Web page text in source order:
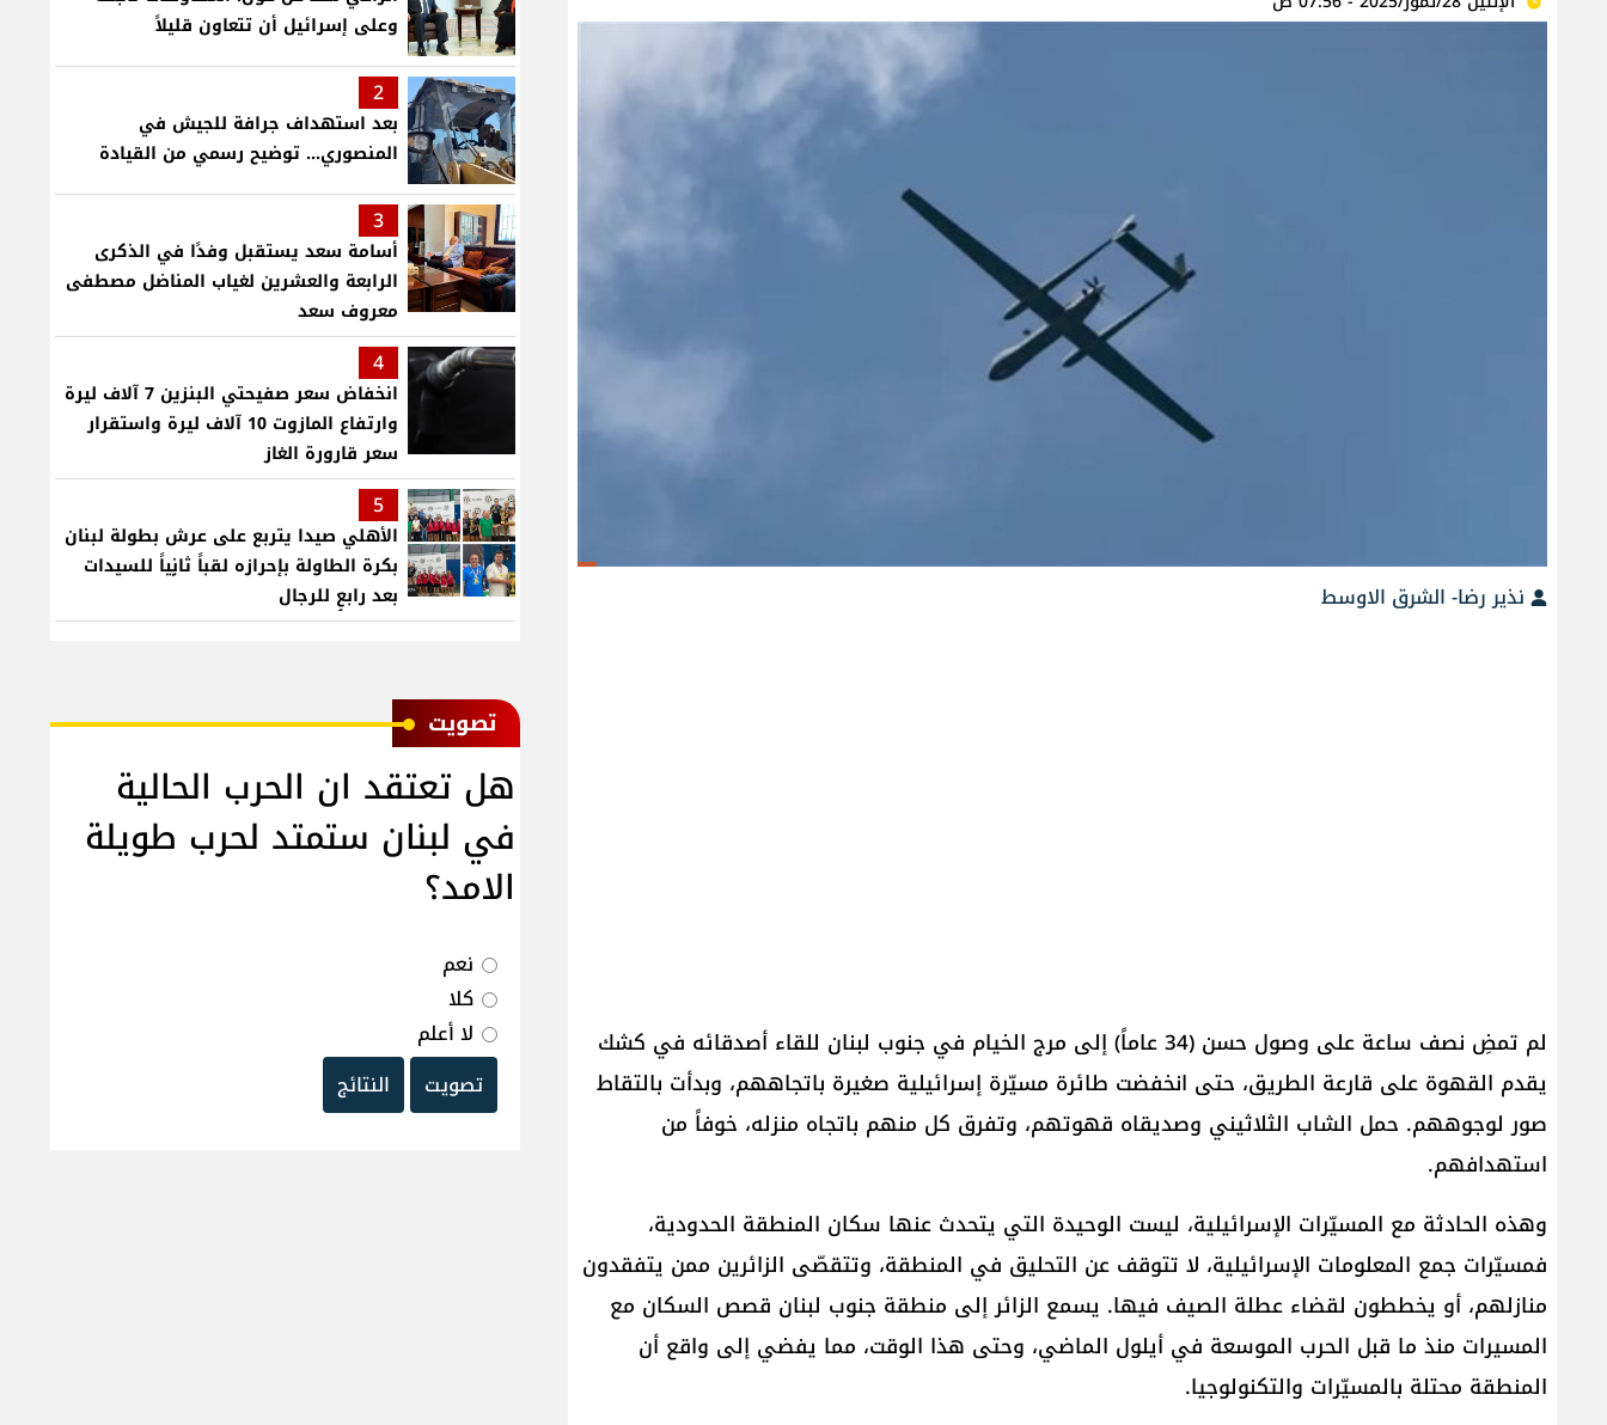
نذير رضا- الشرق الاوسط
لم تمضِ نصف ساعة على وصول حسن (34 عاماً) إلى مرج الخيام في جنوب لبنان للقاء أصدقائه في كشك
يقدم القهوة على قارعة الطريق، حتى انخفضت طائرة مسيّرة إسرائيلية صغيرة باتجاههم، وبدأت بالتقاط
صور لوجوههم. حمل الشاب الثلاثيني وصديقاه قهوتهم، وتفرق كل منهم باتجاه منزله، خوفاً من
استهدافهم.
وهذه الحادثة مع المسيّرات الإسرائيلية، ليست الوحيدة التي يتحدث عنها سكان المنطقة الحدودية،
فمسيّرات جمع المعلومات الإسرائيلية، لا تتوقف عن التحليق في المنطقة، وتتقصّى الزائرين ممن يتفقدون
منازلهم، أو يخططون لقضاء عطلة الصيف فيها. يسمع الزائر إلى منطقة جنوب لبنان قصص السكان مع
المسيرات منذ ما قبل الحرب الموسعة في أيلول الماضي، وحتى هذا الوقت، مما يفضي إلى واقع أن
المنطقة محتلة بالمسيّرات والتكنولوجيا.
وعلى إسرائيل أن تتعاون قليلاً
2
بعد استهداف جرافة للجيش في
المنصوري... توضيح رسمي من القيادة
3
أسامة سعد يستقبل وفدًا في الذكرى
الرابعة والعشرين لغياب المناضل مصطفى
معروف سعد
4
انخفاض سعر صفيحتي البنزين 7 آلاف ليرة
وارتفاع المازوت 10 آلاف ليرة واستقرار
سعر قارورة الغاز
5
الأهلي صيدا يتربع على عرش بطولة لبنان
بكرة الطاولة بإحرازه لقباً ثانٍياً للسيدات
بعد رابعٍ للرجال
ﺗﺼﻮﻳﺖ
هل تعتقد ان الحرب الحالية
في لبنان ستمتد لحرب طويلة
الامد؟
نعم
كلا
لا أعلم
تصويت
النتائج